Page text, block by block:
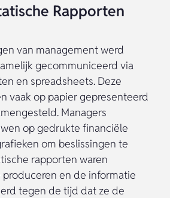
Rapporten
van management werd
gecommuniceerd via
en spreadsheets. Deze
vaak op papier gepresenteerd
Managers
op gedrukte financiële
om beslissingen te
rapporten waren
en de informatie
tegen de tijd dat ze de